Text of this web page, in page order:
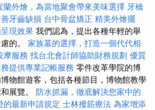
蘭外燴，為當地聚會帶來美味選擇 牙橋
牙齒缺損 台中骨盆矯正 精美外燴擺
現效果 我們認為，提出各種年輕的舉
的。 家族墓的選擇，打造一個代代相
摩服務 找台北會計師協助財務規劃 優質
提供專業記帳服務 零件改革學院的博
物館遊客，包括各種節目，博物館教學
展覽。 防水抓漏，徹底解決您家中的
的最新申請規定 士林撥筋療法 為家增添